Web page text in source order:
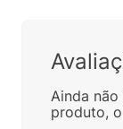
Ainda
produto,